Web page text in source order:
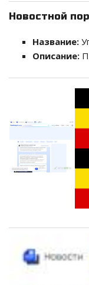
Новостной
Название:
Описание: